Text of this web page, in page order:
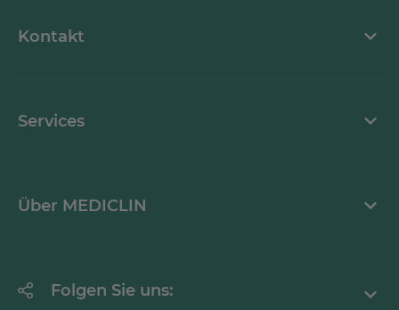
Kontakt
Services
Über MEDICLIN
Folgen Sie uns: